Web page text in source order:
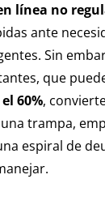
línea no
ante
Sin
que
60%,
trampa,
espiral de